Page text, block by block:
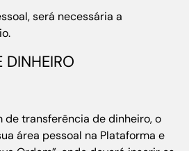
será necessária a
DINHEIRO
de transferência de dinheiro, o
área pessoal na Plataforma e